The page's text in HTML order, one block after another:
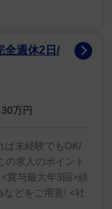
全週休2日/
万円
ば未経験でもOK/
求人のポイント
賞与最大年3回>頑
などをご用意! <社